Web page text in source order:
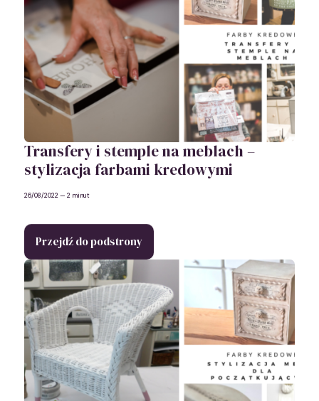
Transfery i stemple na meblach –
stylizacja farbami kredowymi
26/08/2022— 2 minut
Przejdź do podstrony